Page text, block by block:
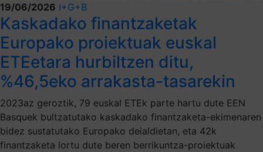
19/06/2026 I+G+B
Kaskadako finantzaketak
Europako proiektuak euskal
ETEetara hurbiltzen ditu,
%46,5eko arrakasta-tasarekin
2023az geroztik, 79 euskal ETEk parte hartu dute EEN
Basquek bultzatutako kaskadako finantzaketa-ekimenaren
bidez sustatutako Europako deialdietan, eta 42k
finantzaketa lortu dute beren berrikuntza-proiektuak